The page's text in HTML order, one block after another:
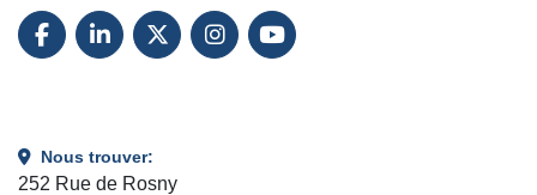
FACEBOOK
LINKEDINTWITTERINSTAGRAM
YOUTUBE
Nous trouver:
252 Rue de Rosny